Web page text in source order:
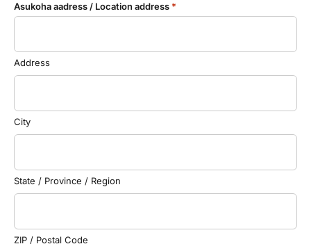
Uudised
Asukoha aadress / Location address *
Address
City
State / Province / Region
ZIP / Postal Code